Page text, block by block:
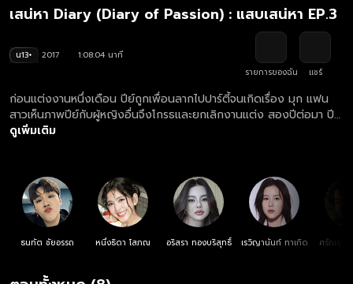
เสน่หา Diary (Diary of Passion) : แสบเสน่หา EP.3
น13+ 2017
1:08:04 นาที
รายการของฉัน
แชร์
ก่อนแต่งงานหนึ่งเดือน ปีย์ถูกเพื่อนลากไปปาร์ตี้จนเกิดเรื่อง มุก แฟน
สาวเห็นภาพปีย์กับผู้หญิงอื่นจึงโกรธและยกเลิกงานแต่ง สองปีต่อมา ปีย์
กลายเป็นเพลย์บอย จนได้เจอมุกอีกครั้งในงานแต่งเพื่อน มุกมีแฟนใหม่
ดูเพิ่มเติม
ธนทัต ชัยอรรถ หนึ่งธิดา โสภณ อริสรา ทองบริสุทธิ์ เรวิญานันท์ ทาเกิด ศรัณยู วิ